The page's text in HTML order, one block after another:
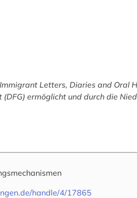
Letters, Diaries and Oral
ermöglicht und durch die
handle/4/17865